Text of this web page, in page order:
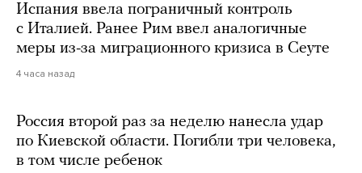
Испания ввела пограничный контроль
с Италией. Ранее Рим ввел аналогичные
меры из-за миграционного кризиса в Сеуте
4 часа назад
Россия второй раз за неделю нанесла удар
по Киевской области. Погибли три человека,
в том числе ребенок